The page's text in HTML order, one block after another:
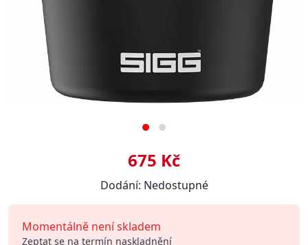
675 Kč
Dodání: Nedostupné
Momentálně není skladem
Zeptat se na termín naskladnění